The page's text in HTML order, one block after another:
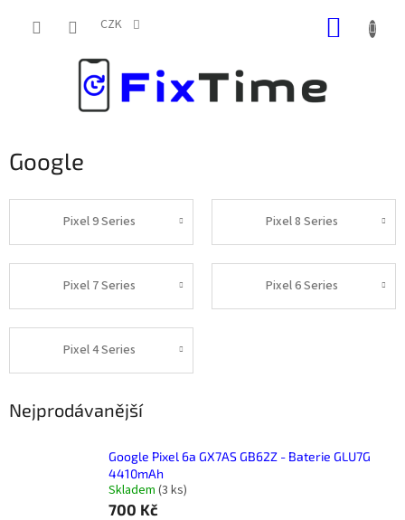
CZK
Google
Pixel 9 Series Pixel 8 Series
Pixel 7 Series Pixel 6 Series
Pixel 4 Series
Nejprodávanější
Google Pixel 6a GX7AS GB62Z - Baterie GLU7G
4410mAh
Skladem (3 ks)
700 Kč